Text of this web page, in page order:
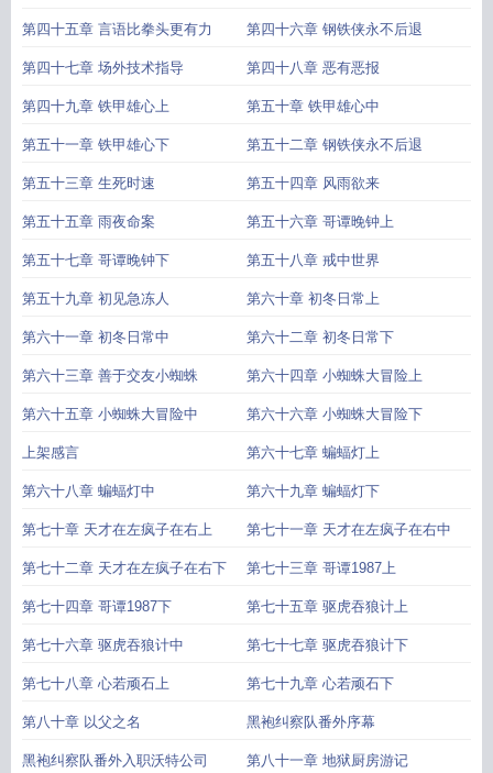
第四十五章 言语比拳头更有力 第四十六章 钢铁侠永不后退
第四十七章 场外技术指导 第四十八章 恶有恶报
第四十九章 铁甲雄心上 第五十章 铁甲雄心中
第五十一章 铁甲雄心下 第五十二章 钢铁侠永不后退
第五十三章 生死时速 第五十四章 风雨欲来
第五十五章 雨夜命案 第五十六章 哥谭晚钟上
第五十七章 哥谭晚钟下 第五十八章 戒中世界
第五十九章 初见急冻人 第六十章 初冬日常上
第六十一章 初冬日常中 第六十二章 初冬日常下
第六十三章 善于交友小蜘蛛 第六十四章 小蜘蛛大冒险上
第六十五章 小蜘蛛大冒险中 第六十六章 小蜘蛛大冒险下
上架感言 第六十七章 蝙蝠灯上
第六十八章 蝙蝠灯中 第六十九章 蝙蝠灯下
第七十章 天才在左疯子在右上 第七十一章 天才在左疯子在右中
第七十二章 天才在左疯子在右下 第七十三章 哥谭1987上
第七十四章 哥谭1987下 第七十五章 驱虎吞狼计上
第七十六章 驱虎吞狼计中 第七十七章 驱虎吞狼计下
第七十八章 心若顽石上 第七十九章 心若顽石下
第八十章 以父之名 黑袍纠察队番外序幕
黑袍纠察队番外入职沃特公司 第八十一章 地狱厨房游记